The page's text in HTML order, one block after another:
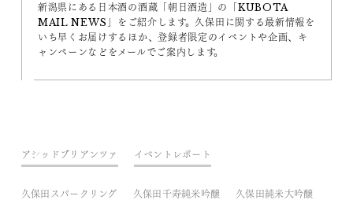
新潟県にある日本酒の酒蔵「朝日酒造」の「KUBOTA
MAIL NEWS」をご紹介します。久保田に関する最新情報を
いち早くお届けするほか、登録者限定のイベントや企画、キ
ャンペーンなどをメールでご案内します。
アシッドブリアンツァ イベントレポート
久保田スパークリング 久保田千寿純米吟醸 久保田純米大吟醸